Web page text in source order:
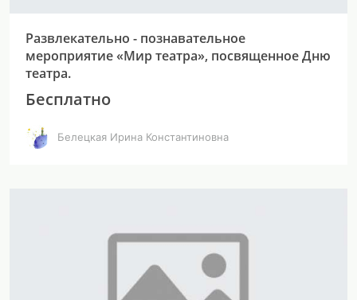
Развлекательно - познавательное
мероприятие «Мир театра», посвященное Дню
театра.
Бесплатно
Белецкая Ирина Константиновна